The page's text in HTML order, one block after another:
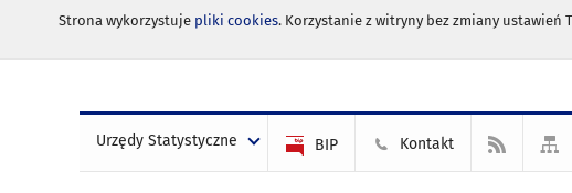
Strona wykorzystuje pliki cookies. Korzystanie z witryny bez zmiany ustawień
Urzędy Statystyczne BIP Kontakt